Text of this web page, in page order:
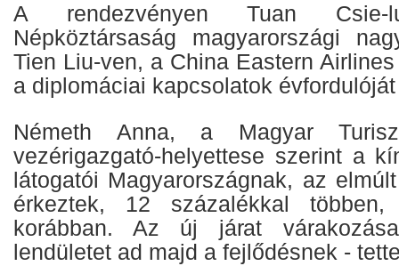
A rendezvényen Tuan
Népköztársaság magyarországi
Tien Liu-ven, a China Eastern
a diplomáciai kapcsolatok
Németh Anna, a Magyar
vezérigazgató-helyettese szerint a
látogatói Magyarországnak, az
érkeztek, 12 százalékkal
korábban. Az új járat
lendületet ad majd a fejlődésnek -